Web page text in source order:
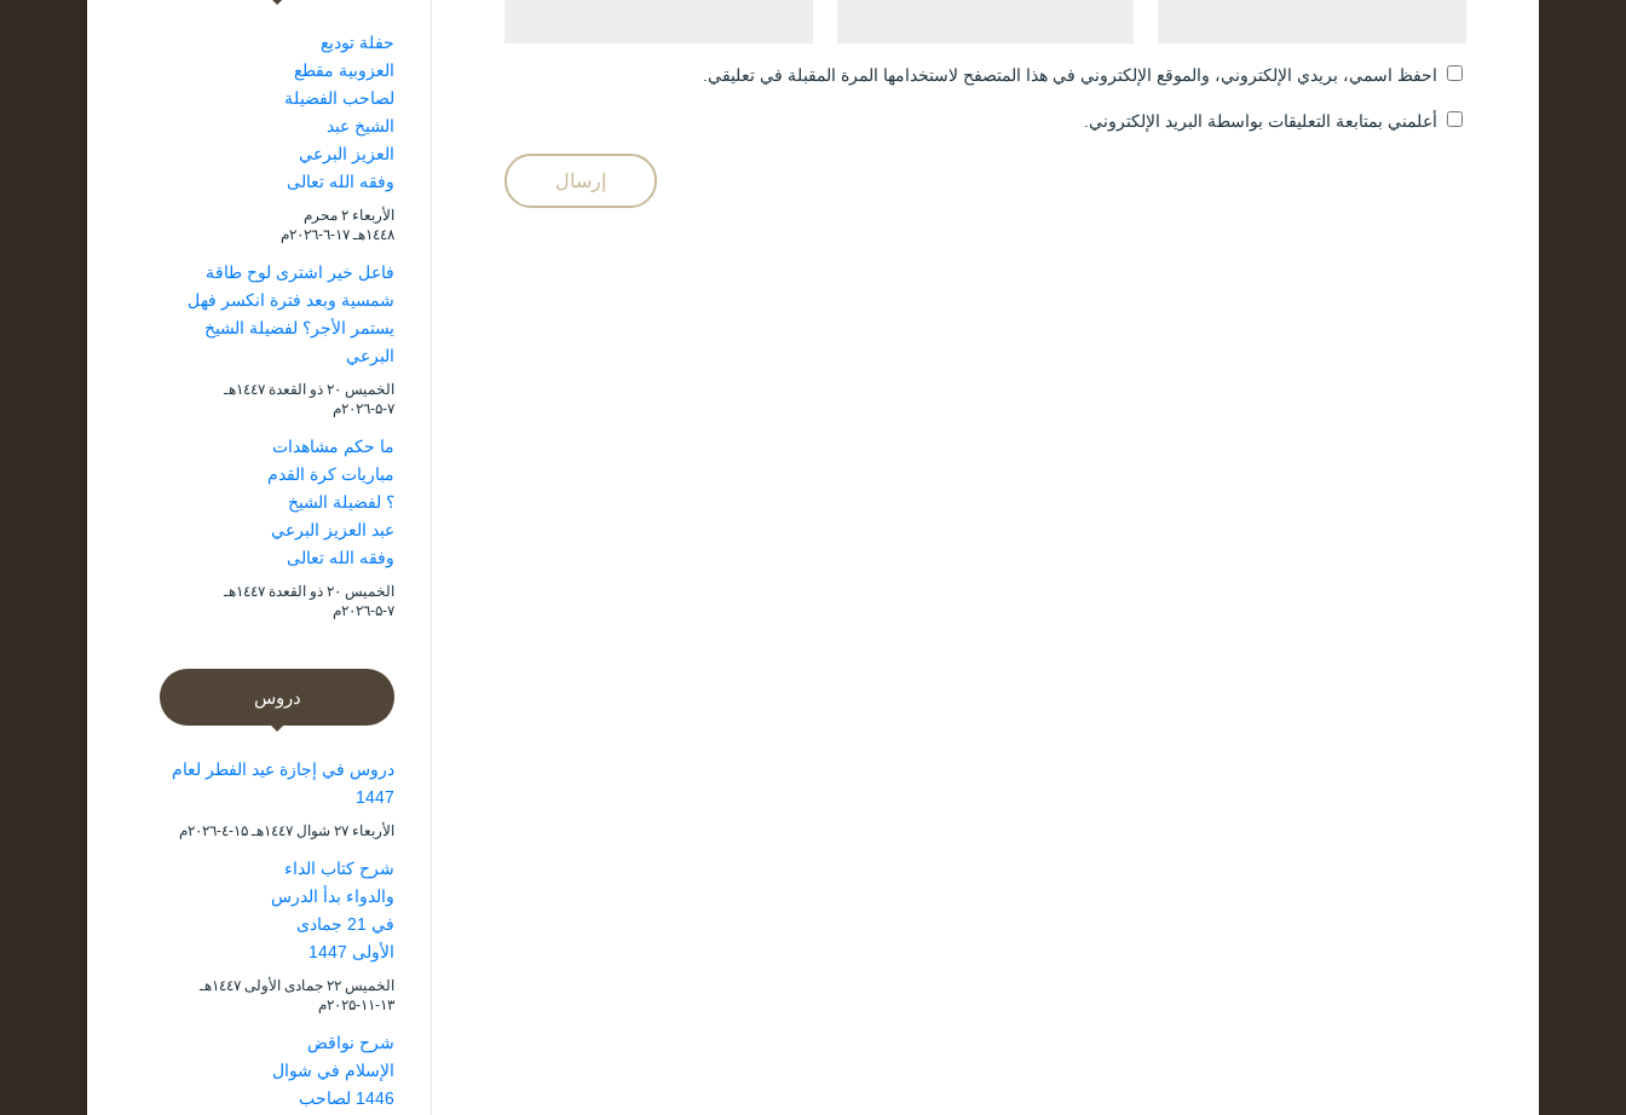
احفظ اسمي، بريدي الإلكتروني، والموقع الإلكتروني في هذا المتصفح لاستخدامها المرة المقبلة في تعليقي.
أعلمني بمتابعة التعليقات بواسطة البريد الإلكتروني.
حفلة توديع
العزوبية مقطع
لصاحب الفضيلة
الشيخ عبد
العزيز البرعي
وفقه الله تعالى
الأربعاء ۲ محرم
۱٤٤۸هـ ۱۷-٦-۲۰۲٦م
فاعل خير اشترى لوح طاقة
شمسية وبعد فترة انكسر فهل
يستمر الأجر؟ لفضيلة الشيخ
البرعي
الخميس ۲۰ ذو القعدة ۱٤٤۷هـ
۷-۵-۲۰۲٦م
ما حكم مشاهدات
مباريات كرة القدم
؟ لفضيلة الشيخ
عبد العزيز البرعي
وفقه الله تعالى
الخميس ۲۰ ذو القعدة ۱٤٤۷هـ
۷-۵-۲۰۲٦م
دروس
دروس في إجازة عيد الفطر لعام
1447
الأربعاء ۲۷ شوال ۱٤٤۷هـ ۱۵-٤-۲۰۲٦م
شرح كتاب الداء
والدواء بدأ الدرس
في 21 جمادى
الأولى 1447
الخميس ۲۲ جمادى الأولى ۱٤٤۷هـ
۱۳-۱۱-۲۰۲۵م
شرح نواقض
الإسلام في شوال
1446 لصاحب